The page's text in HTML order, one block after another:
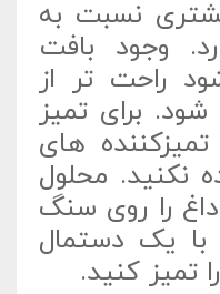
نسبت به
وجود بافت
راحت تر از
برای تمیز
های
نکنید. محلول
را روی سنگ
یک دستمال
تمیز کنید.